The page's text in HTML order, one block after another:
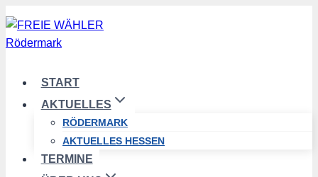
Zum
Inhalt
springen
START
AKTUELLES
RÖDERMARK
AKTUELLES HESSEN
TERMINE